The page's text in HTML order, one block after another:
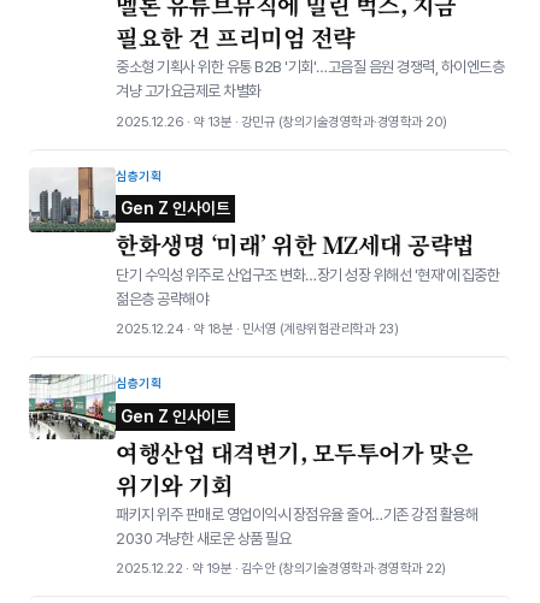
필요한 건 프리미엄 전략
중소형 기획사 위한 유통 B2B '기회'…고음질 음원 경쟁력, 하이엔드층
겨냥 고가요금제로 차별화
2025.12.26 · 약 13분 · 강민규 (창의기술경영학과·경영학과 20)
심층기획
Gen Z 인사이트
한화생명 ‘미래’ 위한 MZ세대 공략법
단기 수익성 위주로 산업구조 변화…장기 성장 위해선 '현재'에 집중한
젊은층 공략해야
2025.12.24 · 약 18분 · 민서영 (계량위험관리학과 23)
심층기획
Gen Z 인사이트
여행산업 대격변기, 모두투어가 맞은
위기와 기회
패키지 위주 판매로 영업이익·시장점유율 줄어…기존 강점 활용해
2030 겨냥한 새로운 상품 필요
2025.12.22 · 약 19분 · 김수안 (창의기술경영학과·경영학과 22)